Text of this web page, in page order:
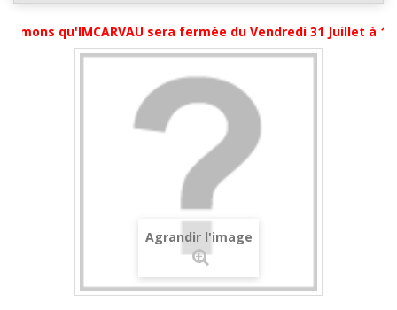
qu'IMCARVAU sera fermée du Vendredi 31 Juillet à
Agrandir l'image